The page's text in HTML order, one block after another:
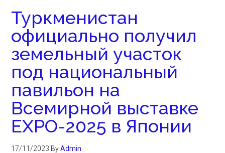
Туркменистан
официально получил
земельный участок
под национальный
павильон на
Всемирной выставке
EXPO-2025 в Японии
17/11/2023 ByAdmin